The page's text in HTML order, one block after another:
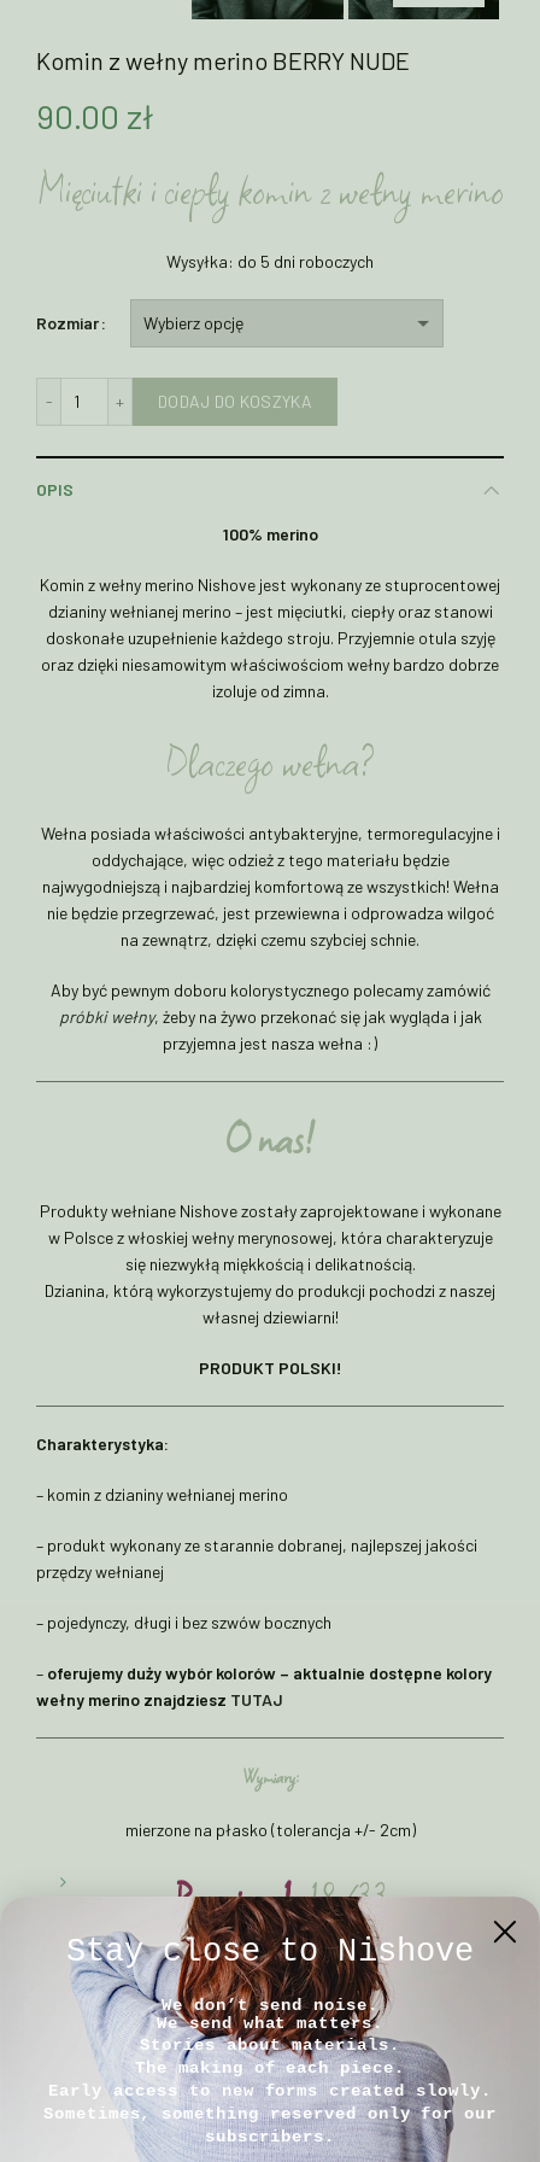
Komin z wełny merino BERRY NUDE
90.00 zł
Mięciutki i ciepły komin z wełny merino
Wysyłka: do 5 dni roboczych
Rozmiar
DODAJ DO KOSZYKA
OPIS
100% merino
Komin z wełny merino Nishove jest wykonany ze stuprocentowej
dzianiny wełnianej merino – jest mięciutki, ciepły oraz stanowi
doskonałe uzupełnienie każdego stroju. Przyjemnie otula szyję
oraz dzięki niesamowitym właściwościom wełny bardzo dobrze
izoluje od zimna.
Dlaczego wełna?
Wełna posiada właściwości antybakteryjne, termoregulacyjne i
oddychające, więc odzież z tego materiału będzie
najwygodniejszą i najbardziej komfortową ze wszystkich! Wełna
nie będzie przegrzewać, jest przewiewna i odprowadza wilgoć
na zewnątrz, dzięki czemu szybciej schnie.
Aby być pewnym doboru kolorystycznego polecamy zamówić
próbki wełny, żeby na żywo przekonać się jak wygląda i jak
przyjemna jest nasza wełna :)
O nas!
Produkty wełniane Nishove zostały zaprojektowane i wykonane
w Polsce z włoskiej wełny merynosowej, która charakteryzuje
się niezwykłą miękkością i delikatnością.
Dzianina, którą wykorzystujemy do produkcji pochodzi z naszej
własnej dziewiarni!
PRODUKT POLSKI!
Charakterystyka:
– komin z dzianiny wełnianej merino
– produkt wykonany ze starannie dobranej, najlepszej jakości
przędzy wełnianej
– pojedynczy, długi i bez szwów bocznych
– oferujemy duży wybór kolorów – aktualnie dostępne kolory
wełny merino znajdziesz TUTAJ
Wymiary:
mierzone na płasko (tolerancja +/- 2cm)
Rozmiar 1: 18/33cm
Rozmiar 2: 24/43cm
Rozmiar 3: 28/43cm
Sposób pielęgnacji:
Stay close to Nishove
We don’t send noise.
We send what matters.
Stories about materials.
The making of each piece.
Early access to new forms created slowly.
Sometimes, something reserved only for our
subscribers.